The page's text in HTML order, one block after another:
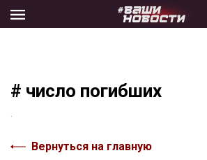
the
# число погибших
Вернуться на главную